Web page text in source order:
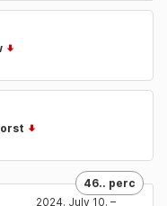
46.. perc
2024. July 10. –